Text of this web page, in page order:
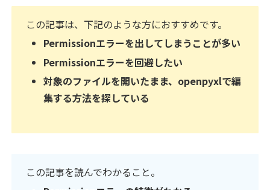
この記事は、下記のような方におすすめです。
Permissionエラーを出してしまうことが多い
Permissionエラーを回避したい
対象のファイルを開いたまま、openpyxlで編
集する方法を探している
この記事を読んでわかること。